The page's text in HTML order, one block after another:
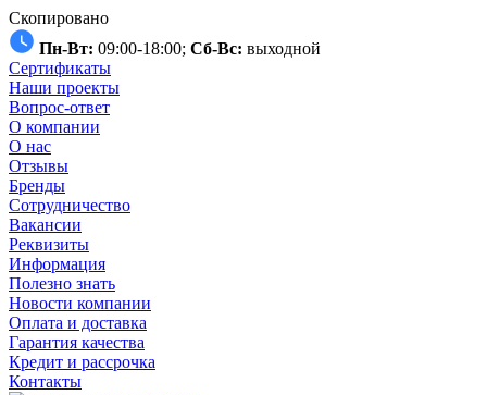
Скопировано
Пн-Вт: 09:00-18:00; Сб-Вс: выходной
Сертификаты
Наши проекты
Вопрос-ответ
О компании
О нас
Отзывы
Бренды
Сотрудничество
Вакансии
Реквизиты
Информация
Полезно знать
Новости компании
Оплата и доставка
Гарантия качества
Кредит и рассрочка
Контакты